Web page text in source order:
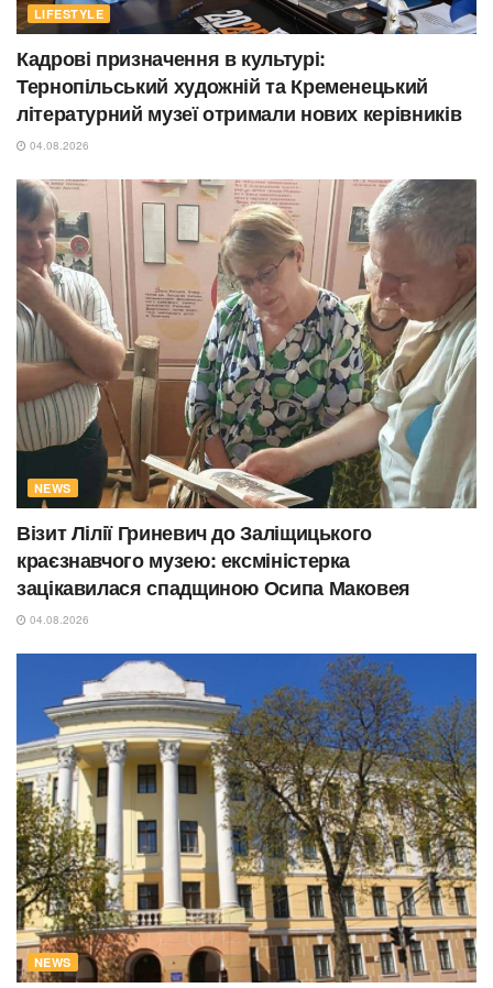
LIFESTYLE
Кадрові призначення в культурі:
Тернопільський художній та Кременецький
літературний музеї отримали нових керівників
04.08.2026
NEWS
Візит Лілії Гриневич до Заліщицького
краєзнавчого музею: ексміністерка
зацікавилася спадщиною Осипа Маковея
04.08.2026
NEWS